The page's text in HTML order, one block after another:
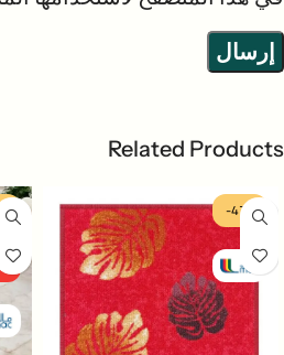
Related Products
-47%